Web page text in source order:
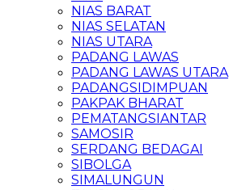
NIAS BARAT
NIAS SELATAN
NIAS UTARA
PADANG LAWAS
PADANG LAWAS UTARA
PADANGSIDIMPUAN
PAKPAK BHARAT
PEMATANGSIANTAR
SAMOSIR
SERDANG BEDAGAI
SIBOLGA
SIMALUNGUN